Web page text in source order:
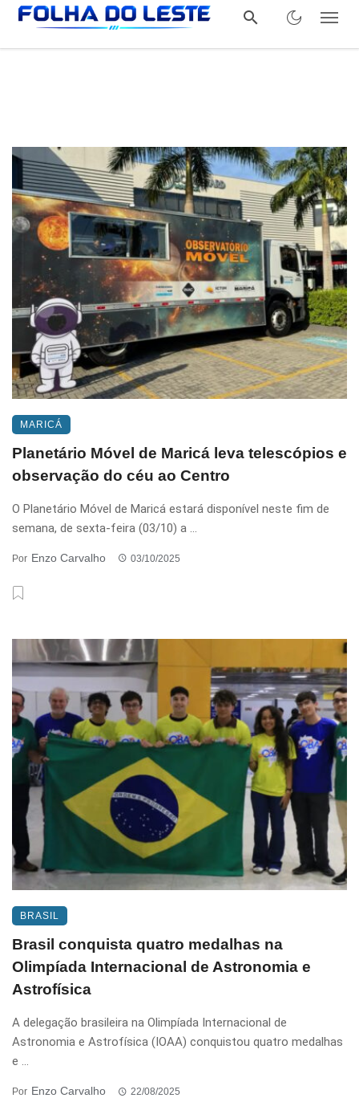
MARICÁ
Planetário Móvel de Maricá leva telescópios e
observação do céu ao Centro
O Planetário Móvel de Maricá estará disponível neste fim de
semana, de sexta-feira (03/10) a ...
Por Enzo Carvalho 03/10/2025
BRASIL
Brasil conquista quatro medalhas na
Olimpíada Internacional de Astronomia e
Astrofísica
A delegação brasileira na Olimpíada Internacional de
Astronomia e Astrofísica (IOAA) conquistou quatro medalhas
e ...
Por Enzo Carvalho 22/08/2025